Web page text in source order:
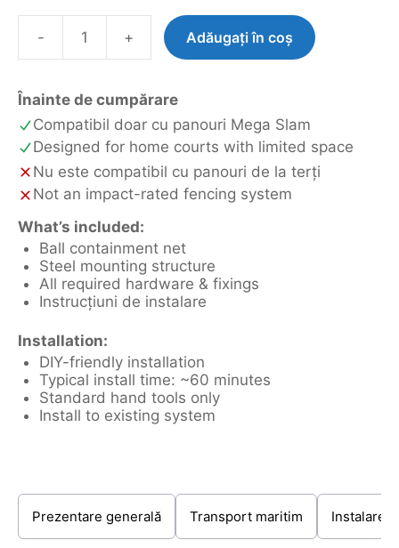
-
Cantitate
Net
+ Adăugați în coș
Înainte de cumpărare
Compatibil doar cu panouri Mega Slam
Designed for home courts with limited space
Nu este compatibil cu panouri de la terți
Not an impact-rated fencing system
What’s included:
Ball containment net
Steel mounting structure
All required hardware & fixings
Instrucțiuni de instalare
Installation:
DIY-friendly installation
Typical install time: ~60 minutes
Standard hand tools only
Install to existing system
Prezentare generală Transport maritim Instalare